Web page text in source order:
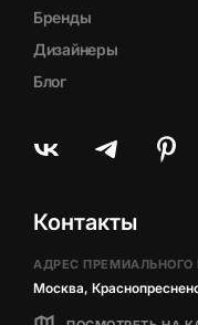
Бренды
Дизайнеры
Блог
Контакты
АДРЕС
Москва,